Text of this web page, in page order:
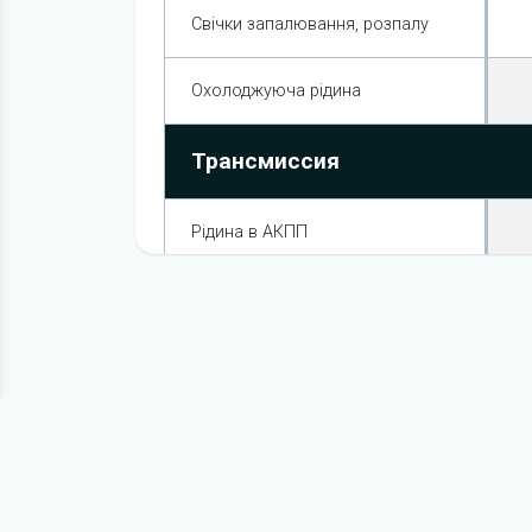
Свічки запалювання, розпалу
Охолоджуюча рідина
Трансмиссия
Рідина в АКПП